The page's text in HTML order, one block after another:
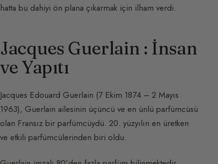
hatta bu dahiyi ön plana çıkarmak için ilham verdi.
Jacques Guerlain : İnsan
ve Yapıtı
Jacques Edouard Guerlain (7 Ekim 1874 – 2 Mayıs
1963), Guerlain ailesinin üçüncü ve en ünlü parfümcüsü
olan Fransız bir parfümcüydü. 20. yüzyılın en üretken
ve etkili parfümcülerinden biri oldu.